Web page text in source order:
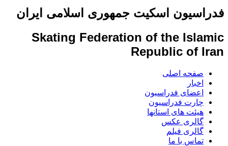
فدراسیون اسکیت جمهوری اسلامی ایران
Skating Federation of the Islamic
Republic of Iran
صفحه اصلی
اخبار
اعضای فدراسیون
چارت فدراسیون
هیئت های استانها
گالری عکس
گالری فیلم
تماس با ما